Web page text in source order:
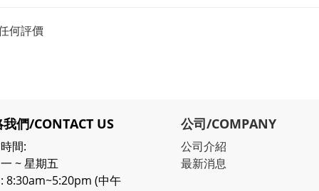
何評價
們/CONTACT US
間:
~ 星期五
8:30am~5:20pm (中午
公司/COMPANY
公司介紹
最新消息